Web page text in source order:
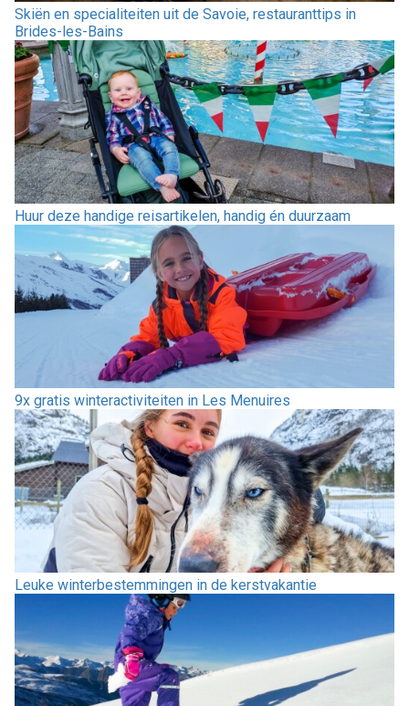
Skiën en specialiteiten uit de Savoie, restauranttips in
Brides-les-Bains
Huur deze handige reisartikelen, handig én duurzaam
9x gratis winteractiviteiten in Les Menuires
Leuke winterbestemmingen in de kerstvakantie